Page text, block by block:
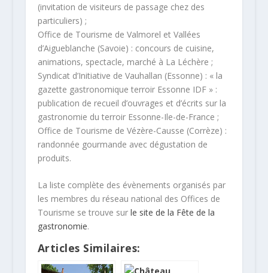
(invitation de visiteurs de passage chez des
particuliers) ;
Office de Tourisme de Valmorel et Vallées
d’Aigueblanche (Savoie) : concours de cuisine,
animations, spectacle, marché à La Léchère ;
Syndicat d’Initiative de Vauhallan (Essonne) : « la
gazette gastronomique terroir Essonne IDF » :
publication de recueil d’ouvrages et d’écrits sur la
gastronomie du terroir Essonne-Ile-de-France ;
Office de Tourisme de Vézère-Causse (Corrèze) :
randonnée gourmande avec dégustation de
produits.
La liste complète des évènements organisés par
les membres du réseau national des Offices de
Tourisme se trouve sur le site de la Fête de la
gastronomie.
Articles Similaires: